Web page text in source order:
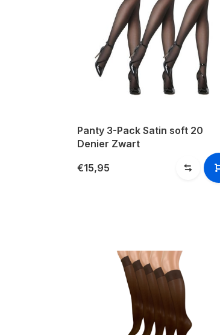
Panty 3-Pack Satin soft 20
Denier Zwart
€15,95